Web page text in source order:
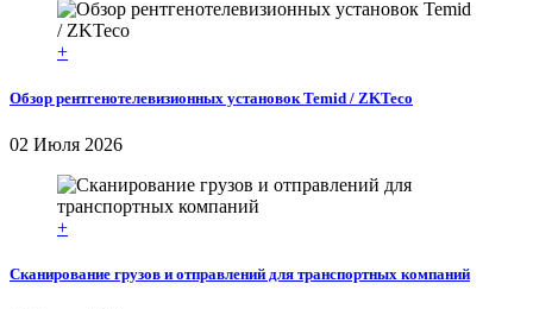
+
Обзор рентгенотелевизионных установок Temid / ZKTeco
02 Июля 2026
+
Сканирование грузов и отправлений для транспортных компаний